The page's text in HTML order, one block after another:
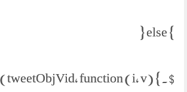
} else {
function (i, v) {